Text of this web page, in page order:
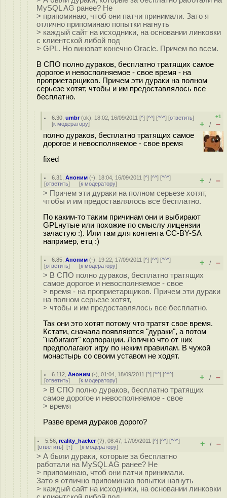
MySQL AG ранее? Не
> припоминаю, чтоб они патчи принимали. Зато я
отлично припоминаю попытки нагнуть
> каждый сайт на исходники, на основании линковки
с клиентской либой под
> GPL. Но виноват конечно Oracle. Причем во всем.
В СПО полно дураков, бесплатно тратящих самое
дорогое и невосполняемое - свое время - на
проприетарщиков. Причем эти дураки на полном
серьезе хотят, чтобы и им предоставлялось все
бесплатно.
6.30 ,umbr(ok), 18:02, 16/09/2011 [^] [^^] [^^^] [ответить]
[к модератору]
+1
+ / –
полно дураков, бесплатно тратящих самое
дорогое и невосполняемое - свое время
fixed
6.31 ,Аноним (-), 18:04, 16/09/2011 [^] [^^] [^^^]
[ответить] [к модератору] + / –
> Причем эти дураки на полном серьезе хотят,
чтобы и им предоставлялось все бесплатно.
По каким-то таким причинам они и выбирают
GPLнутые или похожие по смыслу лицензии
зачастую :). Или там для контента CC-BY-SA
например, етц :)
6.85 ,Аноним (-), 19:22, 17/09/2011 [^] [^^] [^^^]
[ответить] [к модератору] + / –
> В СПО полно дураков, бесплатно тратящих
самое дорогое и невосполняемое - свое
> время - на проприетарщиков. Причем эти дураки
на полном серьезе хотят,
> чтобы и им предоставлялось все бесплатно.
Так они это хотят потому что тратят свое время.
Кстати, сначала появляются "дураки", а потом
"набигают" корпорации. Логично что от них
предполагают игру по неким правилам. В чужой
монастырь со своим уставом не ходят.
6.112 ,Аноним (-), 01:04, 18/09/2011 [^] [^^] [^^^]
[ответить] [к модератору] + / –
> В СПО полно дураков, бесплатно тратящих
самое дорогое и невосполняемое - свое
> время
Разве время дураков дорого?
5.56 ,reality_hacker(?), 08:47, 17/09/2011 [^] [^^] [^^^]
[ответить] [↑] [к модератору] + / –
> А были дураки, которые за бесплатно
работали на MySQL AG ранее? Не
> припоминаю, чтоб они патчи принимали.
Зато я отлично припоминаю попытки нагнуть
> каждый сайт на исходники, на основании линковки